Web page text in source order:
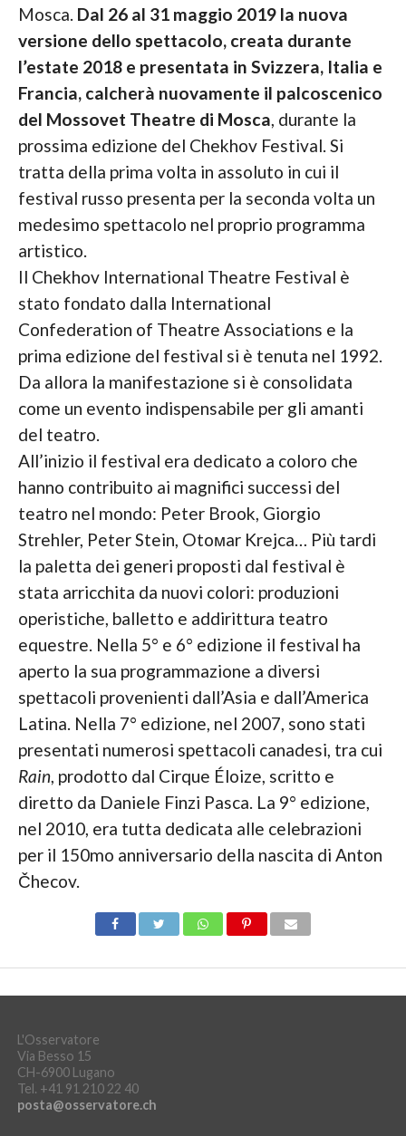
Mosca. Dal 26 al 31 maggio 2019 la nuova
versione dello spettacolo, creata durante
l’estate 2018 e presentata in Svizzera, Italia e
Francia, calcherà nuovamente il palcoscenico
del Mossovet Theatre di Mosca, durante la
prossima edizione del Chekhov Festival. Si
tratta della prima volta in assoluto in cui il
festival russo presenta per la seconda volta un
medesimo spettacolo nel proprio programma
artistico.
Il Chekhov International Theatre Festival è
stato fondato dalla International
Confederation of Theatre Associations e la
prima edizione del festival si è tenuta nel 1992.
Da allora la manifestazione si è consolidata
come un evento indispensabile per gli amanti
del teatro.
All’inizio il festival era dedicato a coloro che
hanno contribuito ai magnifici successi del
teatro nel mondo: Peter Brook, Giorgio
Strehler, Peter Stein, Otoмar Krejca… Più tardi
la paletta dei generi proposti dal festival è
stata arricchita da nuovi colori: produzioni
operistiche, balletto e addirittura teatro
equestre. Nella 5° e 6° edizione il festival ha
aperto la sua programmazione a diversi
spettacoli provenienti dall’Asia e dall’America
Latina. Nella 7° edizione, nel 2007, sono stati
presentati numerosi spettacoli canadesi, tra cui
Rain, prodotto dal Cirque Éloize, scritto e
diretto da Daniele Finzi Pasca. La 9° edizione,
nel 2010, era tutta dedicata alle celebrazioni
per il 150mo anniversario della nascita di Anton
Čhecov.
L'Osservatore
Via Besso 15
CH-6900 Lugano
Tel. +41 91 210 22 40
posta@osservatore.ch